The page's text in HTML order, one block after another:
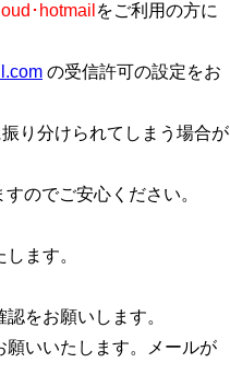
･hotmail をご利用の方に
の受信許可の設定をお
り分けられてしまう場合が
のでご安心ください。
ます。
をお願いします。
いいたします。メールが